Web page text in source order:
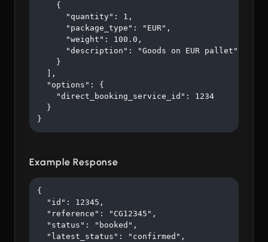
    {
      "quantity": 1,
      "package_type": "EUR",
      "weight": 100.0,
      "description": "Goods on EUR pallet"
    }
  ],
  "options": {
    "direct_booking_service_id": 1234
  }
}
Example Response
{
  "id": 12345,
  "reference": "CG12345",
  "status": "booked",
  "latest_status": "confirmed",